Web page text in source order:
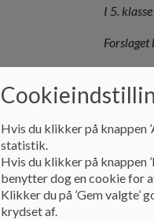
I 5.
Forslaget
3.
Forslag.
3.
8.
Hvis du klikker på knappen
statistik.
Hvis du klikker på knappen
benytter dog en cookie for
Klikker du på ’Gem
krydset af.